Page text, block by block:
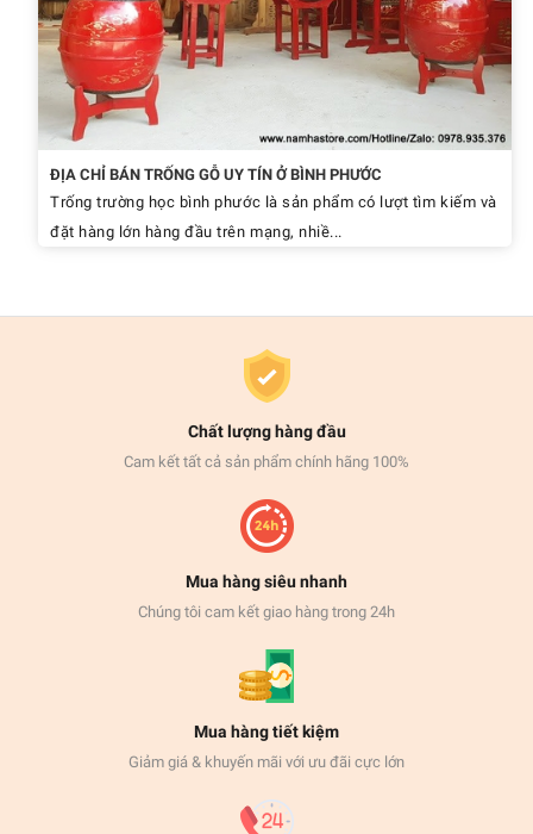
ĐỊA CHỈ BÁN TRỐNG GỖ UY TÍN Ở BÌNH PHƯỚC
Trống trường học bình phước là sản phẩm có lượt tìm kiếm và
đặt hàng lớn hàng đầu trên mạng, nhiề...
Chất lượng hàng đầu
Cam kết tất cả sản phẩm chính hãng 100%
Mua hàng siêu nhanh
Chúng tôi cam kết giao hàng trong 24h
Mua hàng tiết kiệm
Giảm giá & khuyến mãi với ưu đãi cực lớn